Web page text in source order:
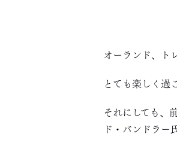
オーランド、ト
とても楽しく過
それにしても、
ド・バンドラー